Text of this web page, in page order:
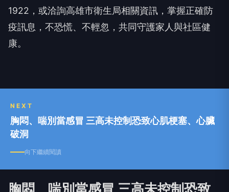
1922，或洽詢高雄市衛生局相關資訊，掌握正確防
疫訊息，不恐慌、不輕忽，共同守護家人與社區健
康。
NEXT
胸悶、喘別當感冒 三高未控制恐致心肌梗塞、心臟
破洞
向下繼續閱讀
胸悶、喘別當感冒 三高未控制恐致